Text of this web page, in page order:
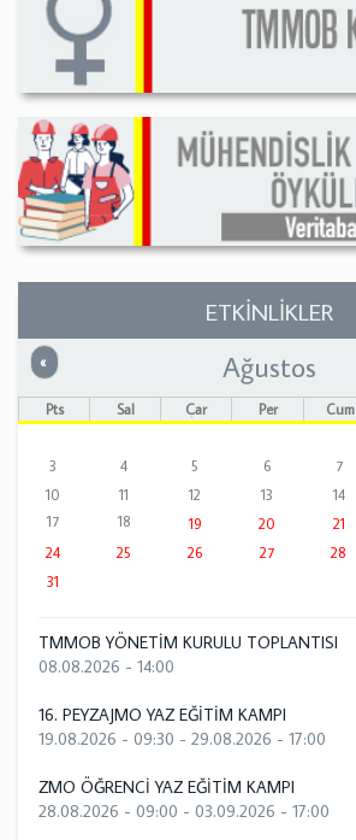
ETKİNLİKLER
« Önceki Ağustos
Pts Sal Çar Per Cum
3
4 5 6 7
10
11 12 13 14
17
18 19 20 21
24
25 26 27 28
31
TMMOB YÖNETİM KURULU TOPLANTISI
08.08.2026 - 14:00
16. PEYZAJMO YAZ EĞİTİM KAMPI
19.08.2026 - 09:30 - 29.08.2026 - 17:00
ZMO ÖĞRENCİ YAZ EĞİTİM KAMPI
28.08.2026 - 09:00 - 03.09.2026 - 17:00